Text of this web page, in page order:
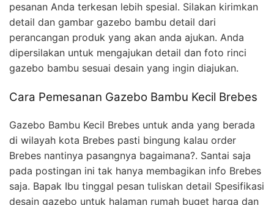
pesanan Anda terkesan lebih spesial. Silakan kirimkan
detail dan gambar gazebo bambu detail dari
perancangan produk yang akan anda ajukan. Anda
dipersilakan untuk mengajukan detail dan foto rinci
gazebo bambu sesuai desain yang ingin diajukan.
Cara Pemesanan Gazebo Bambu Kecil Brebes
Gazebo Bambu Kecil Brebes untuk anda yang berada
di wilayah kota Brebes pasti bingung kalau order
Brebes nantinya pasangnya bagaimana?. Santai saja
pada postingan ini tak hanya membagikan info Brebes
saja. Bapak Ibu tinggal pesan tuliskan detail Spesifikasi
desain gazebo untuk halaman rumah buget harga dan